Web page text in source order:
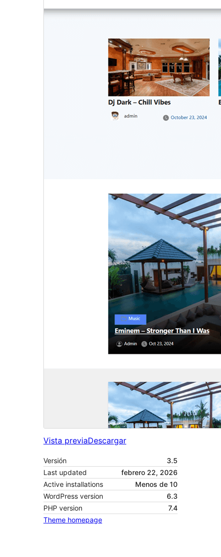
Vista previaDescargar
Versión
3.5
Last updated
febrero 22, 2026
Active installations
Menos de 10
WordPress version
6.3
PHP version
7.4
Theme homepage